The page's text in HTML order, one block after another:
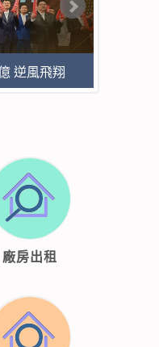
逆風飛翔
廠房出租